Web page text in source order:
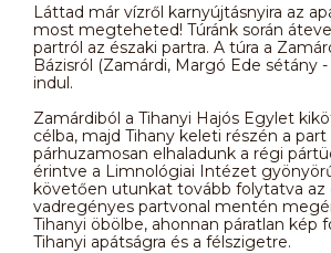
Láttad már vízről karnyújtásnyira az
most megteheted! Túránk során
partról az északi partra. A túra a
Bázisról (Zamárdi, Margó Ede sétány -
indul.
Zamárdiból a Tihanyi Hajós Egylet
célba, majd Tihany keleti részén a part
párhuzamosan elhaladunk a régi
érintve a Limnológiai Intézet
követően utunkat tovább folytatva az
vadregényes partvonal mentén
Tihanyi öbölbe, ahonnan páratlan kép
Tihanyi apátságra és a félszigetre.